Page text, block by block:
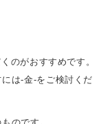
のがおすすめです。
は-金-をご検討くだ